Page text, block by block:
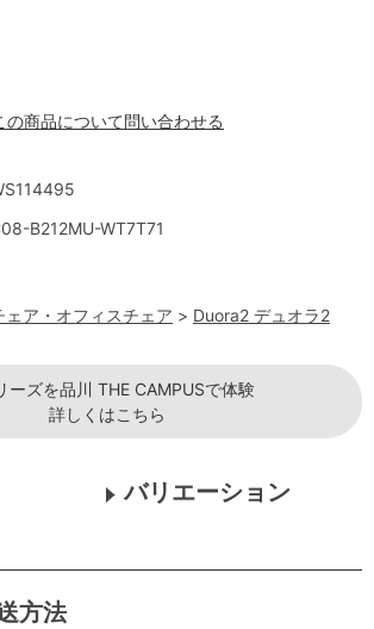
B212MU-WT7T71
ェア・オフィスチェア > Duora2 デュオラ2
の商品について問い合わせる
ーズを品川 THE CAMPUSで体験
詳しくはこちら
バリエーション
方法